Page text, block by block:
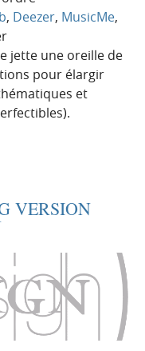
, Deezer, MusicMe,
jette une oreille de
pour élargir
et
VERSION